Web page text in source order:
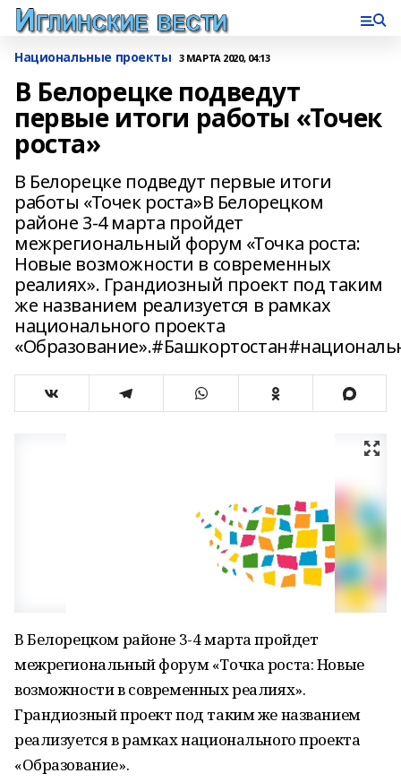
Национальные проекты 3 МАРТА 2020, 04:13
В Белорецке подведут
первые итоги работы «Точек
роста»
В Белорецке подведут первые итоги
работы «Точек роста»В Белорецком
районе 3-4 марта пройдет
межрегиональный форум «Точка роста:
Новые возможности в современных
реалиях». Грандиозный проект под таким
же названием реализуется в рамках
национального проекта
В Белорецком районе 3-4 марта пройдет
межрегиональный форум «Точка роста: Новые
возможности в современных реалиях».
Грандиозный проект под таким же названием
реализуется в рамках национального проекта
«Образование».